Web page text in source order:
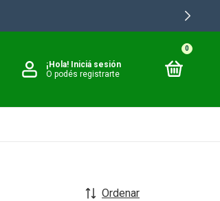
¡Hola! Iniciá sesión
O podés registrarte
0
Ordenar